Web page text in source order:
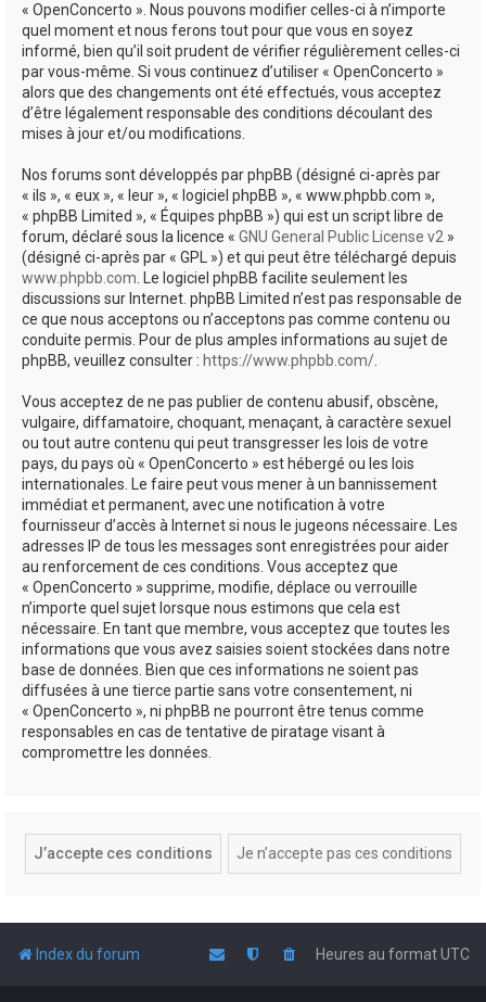
« OpenConcerto ». Nous pouvons modifier celles-ci à n’importe
quel moment et nous ferons tout pour que vous en soyez
informé, bien qu’il soit prudent de vérifier régulièrement celles-ci
par vous-même. Si vous continuez d’utiliser « OpenConcerto »
alors que des changements ont été effectués, vous acceptez
d’être légalement responsable des conditions découlant des
mises à jour et/ou modifications.
Nos forums sont développés par phpBB (désigné ci-après par
« ils », « eux », « leur », « logiciel phpBB », « www.phpbb.com »,
« phpBB Limited », « Équipes phpBB ») qui est un script libre de
forum, déclaré sous la licence « GNU General Public License v2 »
(désigné ci-après par « GPL ») et qui peut être téléchargé depuis
www.phpbb.com. Le logiciel phpBB facilite seulement les
discussions sur Internet. phpBB Limited n’est pas responsable de
ce que nous acceptons ou n’acceptons pas comme contenu ou
conduite permis. Pour de plus amples informations au sujet de
phpBB, veuillez consulter : https://www.phpbb.com/.
Vous acceptez de ne pas publier de contenu abusif, obscène,
vulgaire, diffamatoire, choquant, menaçant, à caractère sexuel
ou tout autre contenu qui peut transgresser les lois de votre
pays, du pays où « OpenConcerto » est hébergé ou les lois
internationales. Le faire peut vous mener à un bannissement
immédiat et permanent, avec une notification à votre
fournisseur d’accès à Internet si nous le jugeons nécessaire. Les
adresses IP de tous les messages sont enregistrées pour aider
au renforcement de ces conditions. Vous acceptez que
« OpenConcerto » supprime, modifie, déplace ou verrouille
n’importe quel sujet lorsque nous estimons que cela est
nécessaire. En tant que membre, vous acceptez que toutes les
informations que vous avez saisies soient stockées dans notre
base de données. Bien que ces informations ne soient pas
diffusées à une tierce partie sans votre consentement, ni
« OpenConcerto », ni phpBB ne pourront être tenus comme
responsables en cas de tentative de piratage visant à
compromettre les données.
Index du forum Heures au formatUTC